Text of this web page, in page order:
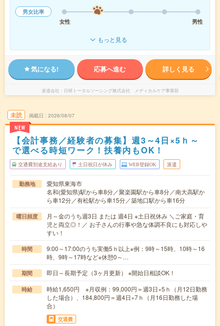
男女比率
女性
男性
もっと見る
気になる! 応募へ進む 詳しく見る
派遣会社 日研トータルソーシング株式会社 メディカルケア事業部
未読
NEW
掲載日 2026/08/07
【会計事務／経験者の募集】週3～4日×5ｈ～
で選べる時短ワーク！扶養内もOK！
交通費別途支給あり 土日祝日が休み WEB登録OK 派遣
勤務地
愛知県東海市
名和(愛知県)駅から車8分／聚楽園駅から車8分／南大高駅か
ら車12分／有松駅から車15分／築地口駅から車16分
曜日頻度
月～金のうち週3日 または 週4日 ※土日祝休み ＼ご家庭・育
児と両立◎！／ お子さんの行事や急な体調不良にも対応しや
すい！
時間
9:00～17:00のうち実働5ｈ以上※例：9時～15時、10時～16
時、9時～17時など※休憩0～…
期間 即日～長期予定（3ヶ月更新） ※開始日相談OK！
時給
時給1,650円 ※月収例：99,000円＝週3日×5ｈ（月12日勤務
した場合）、184,800円＝週4日×7ｈ（月16日勤務した場
合）
交通費